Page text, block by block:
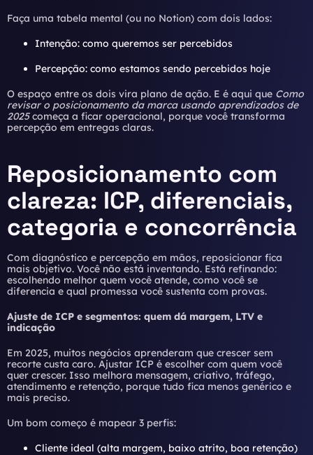
Faça uma tabela mental (ou no Notion) com dois lados:
Intenção: como queremos ser percebidos
Percepção: como estamos sendo percebidos hoje
O espaço entre os dois vira plano de ação. E é aqui que Como
revisar o posicionamento da marca usando aprendizados de
2025começa a ficar operacional, porque você transforma
percepção em entregas claras.
Reposicionamento com
clareza: ICP, diferenciais,
categoria e concorrência
Com diagnóstico e percepção em mãos, reposicionar fica
mais objetivo. Você não está inventando. Está refinando:
escolhendo melhor quem você atende, como você se
diferencia e qual promessa você sustenta com provas.
Ajuste de ICP e segmentos: quem dá margem, LTV e
indicação
Em 2025, muitos negócios aprenderam que crescer sem
recorte custa caro. Ajustar ICP é escolher com quem você
quer crescer. Isso melhora mensagem, criativo, tráfego,
atendimento e retenção, porque tudo fica menos genérico e
mais preciso.
Um bom começo é mapear 3 perfis:
Cliente ideal (alta margem, baixo atrito, boa retenção)